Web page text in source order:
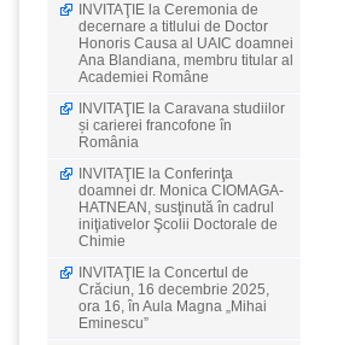
INVITAŢIE la Ceremonia de
decernare a titlului de Doctor
Honoris Causa al UAIC doamnei
Ana Blandiana, membru titular al
Academiei Române
INVITAŢIE la Caravana studiilor
și carierei francofone în
România
INVITAŢIE la Conferinţa
doamnei dr. Monica CIOMAGA-
HATNEAN, susţinută în cadrul
iniţiativelor Şcolii Doctorale de
Chimie
INVITAŢIE la Concertul de
Crăciun, 16 decembrie 2025,
ora 16, în Aula Magna „Mihai
Eminescu”